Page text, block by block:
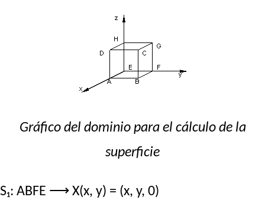
Gráfico del dominio para el cálculo de la
superficie
S₁: ABFE ⟶ X(x, y) = (x, y, 0)